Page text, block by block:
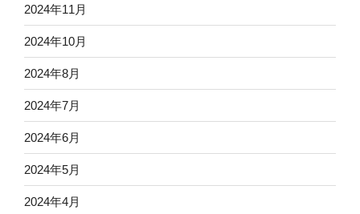
2024年11月
2024年10月
2024年8月
2024年7月
2024年6月
2024年5月
2024年4月